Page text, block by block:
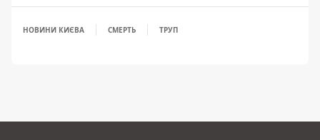
НОВИНИ КИЄВА СМЕРТЬ ТРУП